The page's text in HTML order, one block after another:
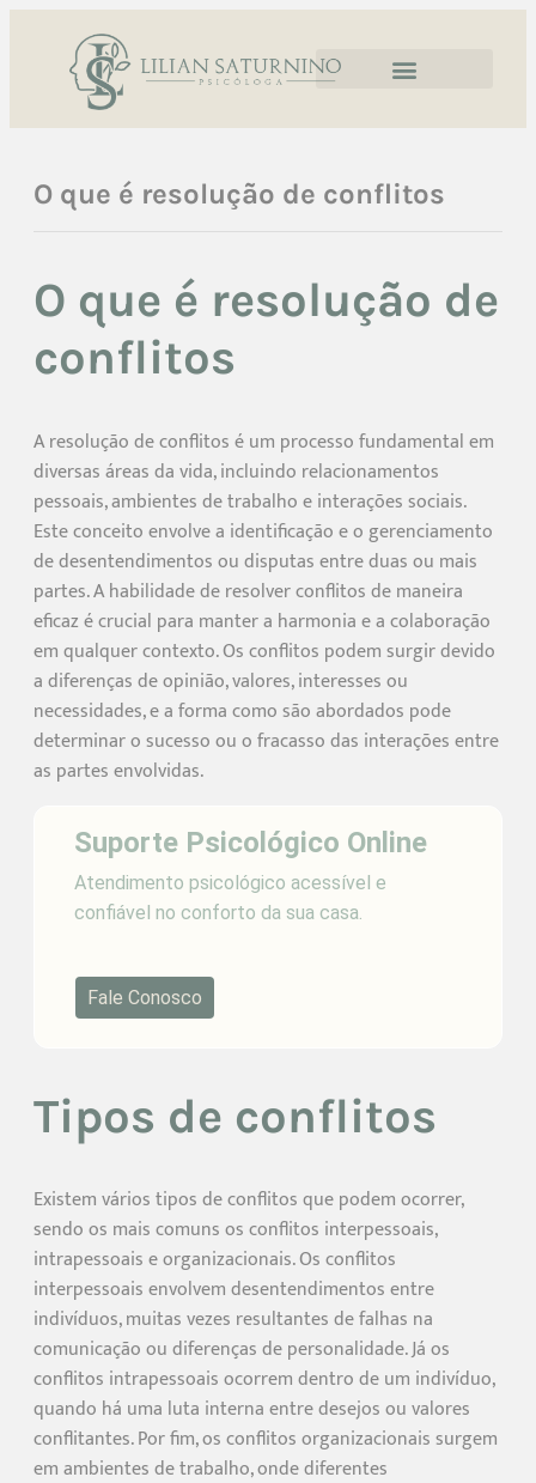
O que é resolução de conflitos
O que é resolução de
conflitos
A resolução de conflitos é um processo fundamental em
diversas áreas da vida, incluindo relacionamentos
pessoais, ambientes de trabalho e interações sociais.
Este conceito envolve a identificação e o gerenciamento
de desentendimentos ou disputas entre duas ou mais
partes. A habilidade de resolver conflitos de maneira
eficaz é crucial para manter a harmonia e a colaboração
em qualquer contexto. Os conflitos podem surgir devido
a diferenças de opinião, valores, interesses ou
necessidades, e a forma como são abordados pode
determinar o sucesso ou o fracasso das interações entre
as partes envolvidas.
Suporte Psicológico Online
Atendimento psicológico acessível e
confiável no conforto da sua casa.
Fale Conosco
Tipos de conflitos
Existem vários tipos de conflitos que podem ocorrer,
sendo os mais comuns os conflitos interpessoais,
intrapessoais e organizacionais. Os conflitos
interpessoais envolvem desentendimentos entre
indivíduos, muitas vezes resultantes de falhas na
comunicação ou diferenças de personalidade. Já os
conflitos intrapessoais ocorrem dentro de um indivíduo,
quando há uma luta interna entre desejos ou valores
conflitantes. Por fim, os conflitos organizacionais surgem
em ambientes de trabalho, onde diferentes